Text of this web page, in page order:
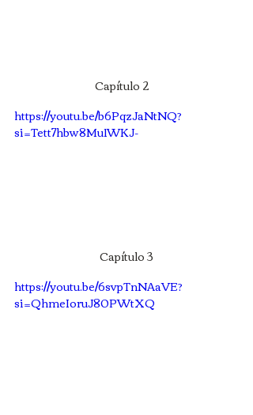
https://youtu.be/b6PqzJaNtNQ?
si=Tett7hbw8Mu1WKJ-
Capítulo 3
https://youtu.be/6svpTnNAaVE?
si=QhmeIoruJ80PWtXQ